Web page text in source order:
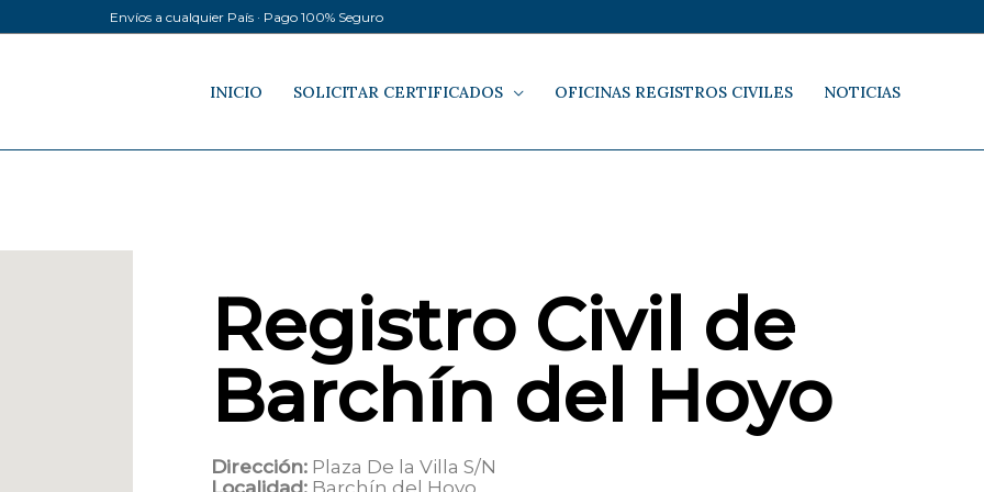
Envíos a cualquier País · Pago 100% Seguro
INICIO SOLICITAR CERTIFICADOS OFICINAS REGISTROS CIVILES NOTICIAS
Registro Civil de
Barchín del Hoyo
Dirección: Plaza De la Villa S/N
Localidad: Barchín del Hoyo